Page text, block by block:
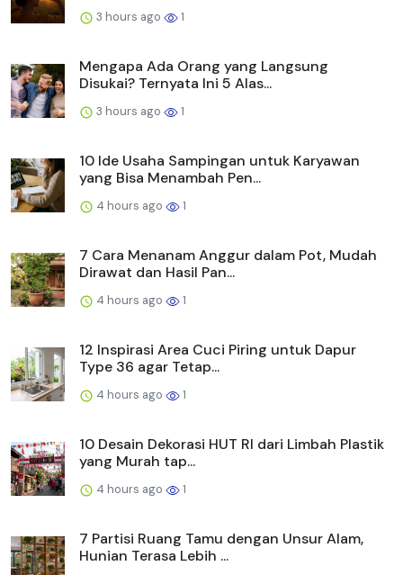
3 hours ago 1
Mengapa Ada Orang yang Langsung
Disukai? Ternyata Ini 5 Alas...
3 hours ago 1
10 Ide Usaha Sampingan untuk Karyawan
yang Bisa Menambah Pen...
4 hours ago 1
7 Cara Menanam Anggur dalam Pot, Mudah
Dirawat dan Hasil Pan...
4 hours ago 1
12 Inspirasi Area Cuci Piring untuk Dapur
Type 36 agar Tetap...
4 hours ago 1
10 Desain Dekorasi HUT RI dari Limbah Plastik
yang Murah tap...
4 hours ago 1
7 Partisi Ruang Tamu dengan Unsur Alam,
Hunian Terasa Lebih ...